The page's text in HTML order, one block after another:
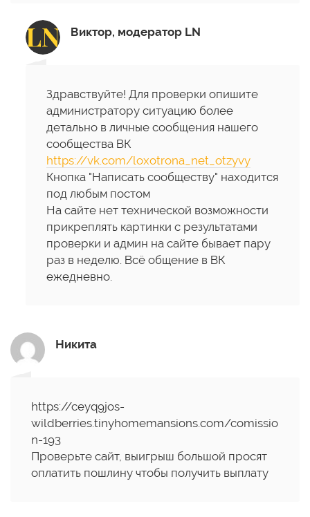
Виктор, модератор LN
Здравствуйте! Для проверки опишите
администратору ситуацию более
детально в личные сообщения нашего
сообщества ВК
https://vk.com/loxotrona_net_otzyvy
Кнопка "Написать сообществу" находится
под любым постом
На сайте нет технической возможности
прикреплять картинки с результатами
проверки и админ на сайте бывает пару
раз в неделю. Всё общение в ВК
ежедневно.
Никита
https://ceyq9jos-
wildberries.tinyhomemansions.com/comissio
n-193
Проверьте сайт, выигрыш большой просят
оплатить пошлину чтобы получить выплату